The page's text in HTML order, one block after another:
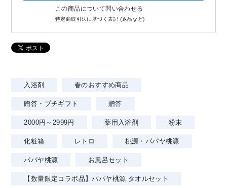
この商品について問い合わせる
特定商取引法に基づく表記 (返品など)
入浴剤 春のおすすめ商品
贈答・プチギフト 贈答
2000円～2999円 薬用入浴剤 粉末
化粧箱 レトロ 桃源・パパヤ桃源
パパヤ桃源 お風呂セット
【数量限定コラボ品】パパヤ桃源 タオルセット